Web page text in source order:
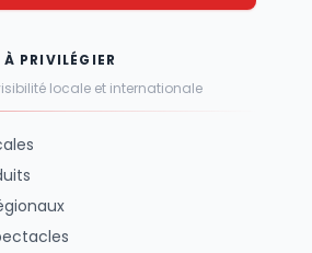
PRIVILÉGIER
locale et internationale